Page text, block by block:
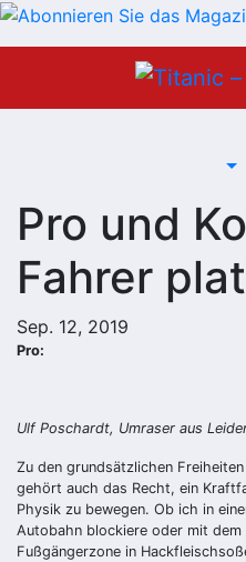
Pro und
Fahrer
Sep. 12, 2019
Pro:
Ulf Poschardt, Umraser aus
Zu den grundsätzlichen
gehört auch das Recht, ein
Physik zu bewegen. Ob ich in
Autobahn blockiere oder mit dem
Fußgängerzone in